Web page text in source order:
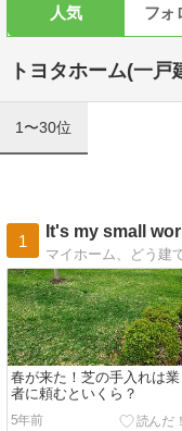
人気 フォ
トヨタホーム(一戸
1〜30位
1
It's my small
春が来た！芝の手入れは業
者に頼むといくら？
5年前